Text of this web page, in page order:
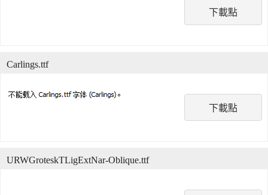
下載點
下載點
Carlings.ttf
URWGroteskTLigExtNar-Oblique.ttf